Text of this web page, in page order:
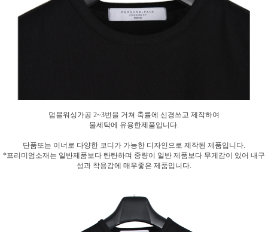
덤블워싱가공 2~3번을 거쳐 축률에 신경쓰고 제작하여
물세탁에 유용한제품입니다.
단품또는 이너로 다양한 코디가 가능한 디자인으로 제작된 제품입니다.
*프리미엄소재는 일반제품보다 탄탄하며 중량이 일반 제품보다 무게감이 있어 내구
성과 착용감에 매우좋은 제품입니다.